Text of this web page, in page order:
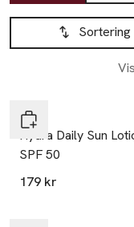
Hoppa till
Sortering
Lista över produkter
Skir
Hydra Daily Sun
SPF 50
179 kr
25% vid köp över